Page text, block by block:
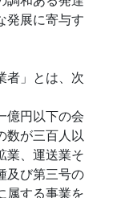
発展に寄与す
者」とは、次
億円以下の会
数が三百人以
業、運送業そ
及び第三号の
属する事業を